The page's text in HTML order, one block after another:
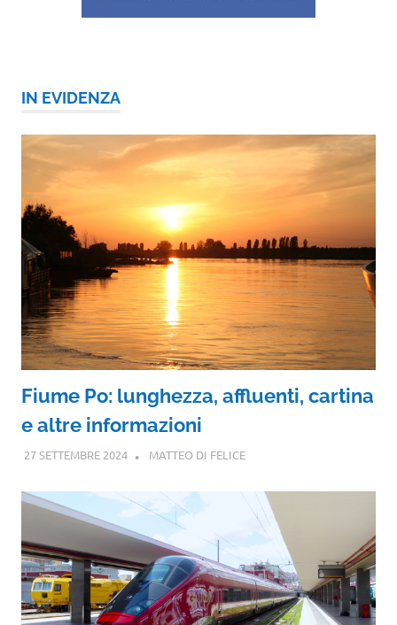
IN EVIDENZA
Fiume Po: lunghezza, affluenti, cartina
e altre informazioni
27 SETTEMBRE 2024 MATTEO DI FELICE